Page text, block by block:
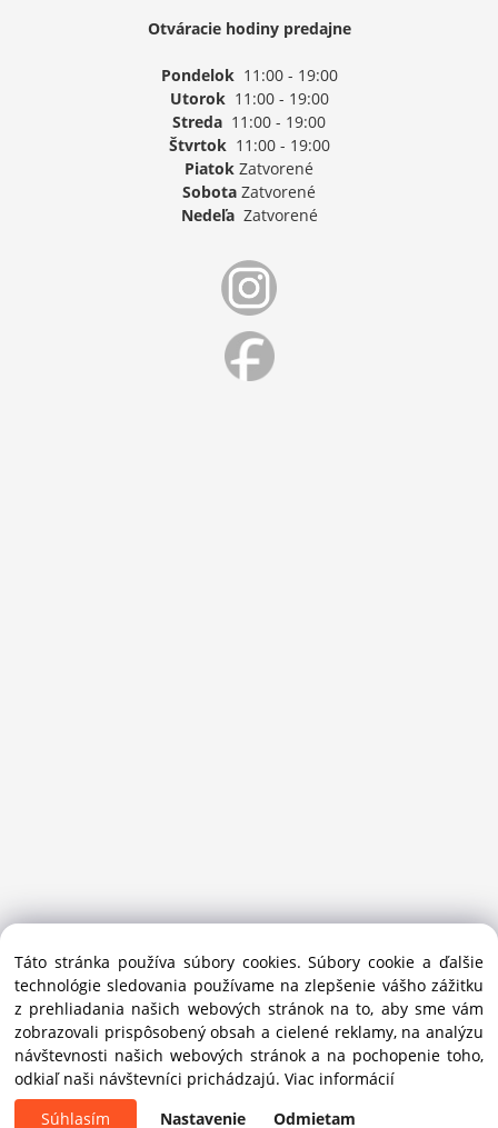
Otváracie hodiny predajne
Pondelok11:00 - 19:00
Utorok11:00 - 19:00
Streda 11:00 - 19:00
Štvrtok11:00 - 19:00
Piatok Zatvorené
Sobota Zatvorené
NedeľaZatvorené
bežecké lyžovanie.
Ako prémiový partner Salomon pomáhame športovcom
vybrať správnu výbavu do mesta i hôr.
Copyright © 2019 - 2025 Sansport / info@sansport.sk / All
rights reserved
Táto stránka používa súbory cookies. Súbory cookie a ďalšie
technológie sledovania používame na zlepšenie vášho zážitku
z prehliadania našich webových stránok na to, aby sme vám
zobrazovali prispôsobený obsah a cielené reklamy, na analýzu
návštevnosti našich webových stránok a na pochopenie toho,
odkiaľ naši návštevníci prichádzajú. Viac informácií
Súhlasím
Nastavenie Odmietam